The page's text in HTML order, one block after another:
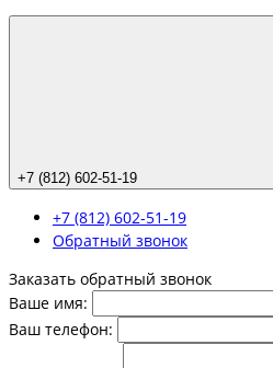
+7 (812) 602-51-19
+7 (812) 602-51-19
Обратный звонок
Заказать обратный звонок
Ваше имя:
Ваш телефон: